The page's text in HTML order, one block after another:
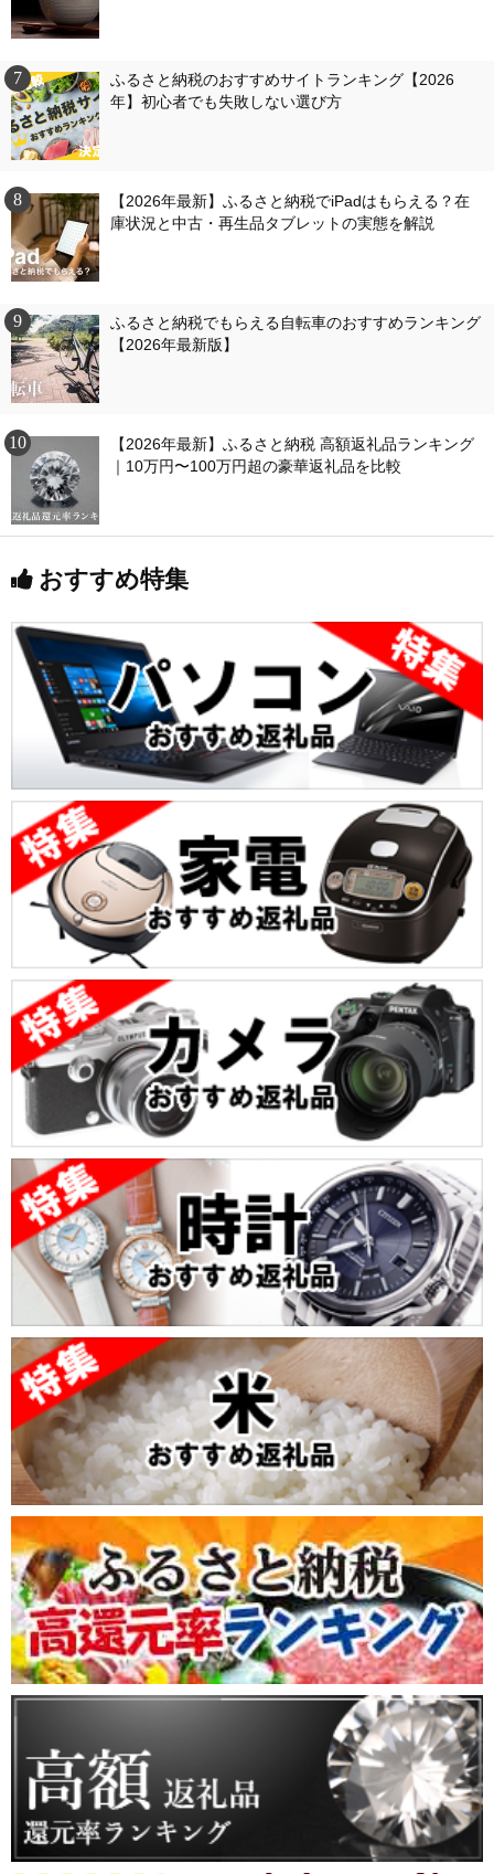
ふるさと納税のおすすめサイトランキング【2026
年】初心者でも失敗しない選び方
【2026年最新】ふるさと納税でiPadはもらえる？在
庫状況と中古・再生品タブレットの実態を解説
ふるさと納税でもらえる自転車のおすすめランキング
【2026年最新版】
【2026年最新】ふるさと納税 高額返礼品ランキング
｜10万円〜100万円超の豪華返礼品を比較
おすすめ特集